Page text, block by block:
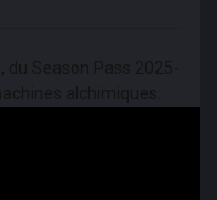
Season Pass 2025-
alchimiques.